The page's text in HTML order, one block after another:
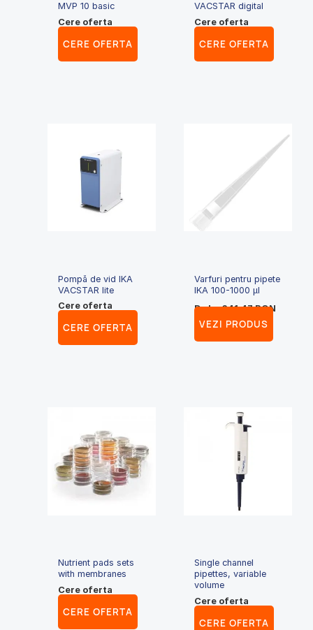
MVP 10 basic
Cere oferta
CERE OFERTA
VACSTAR digital
Cere oferta
CERE OFERTA
Pompă de vid IKA
VACSTAR lite
Cere oferta
CERE OFERTA
Varfuri pentru pipete
IKA 100-1000 µl
De la:641.47RON
VEZI PRODUS
mai
pagina
Nutrient pads sets
with membranes
Cere oferta
CERE OFERTA
Single channel
pipettes, variable
volume
Cere oferta
CERE OFERTA